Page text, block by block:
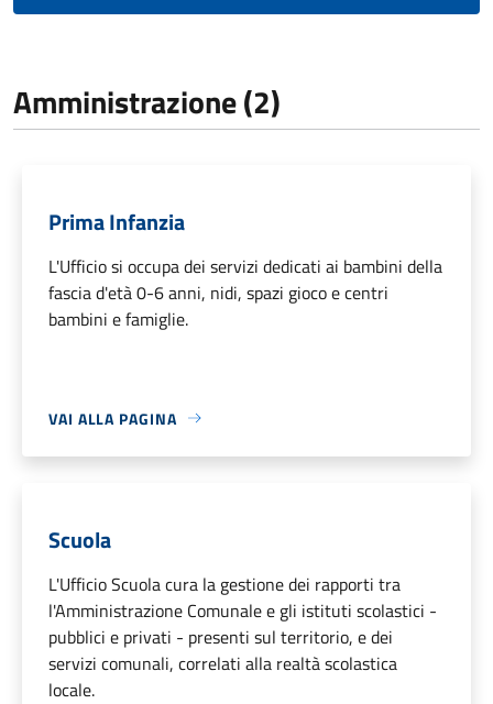
Amministrazione (2)
Prima Infanzia
L'Ufficio si occupa dei servizi dedicati ai bambini della
fascia d'età 0-6 anni, nidi, spazi gioco e centri
bambini e famiglie.
VAI ALLA PAGINA
Scuola
L'Ufficio Scuola cura la gestione dei rapporti tra
l'Amministrazione Comunale e gli istituti scolastici -
pubblici e privati - presenti sul territorio, e dei
servizi comunali, correlati alla realtà scolastica
locale.